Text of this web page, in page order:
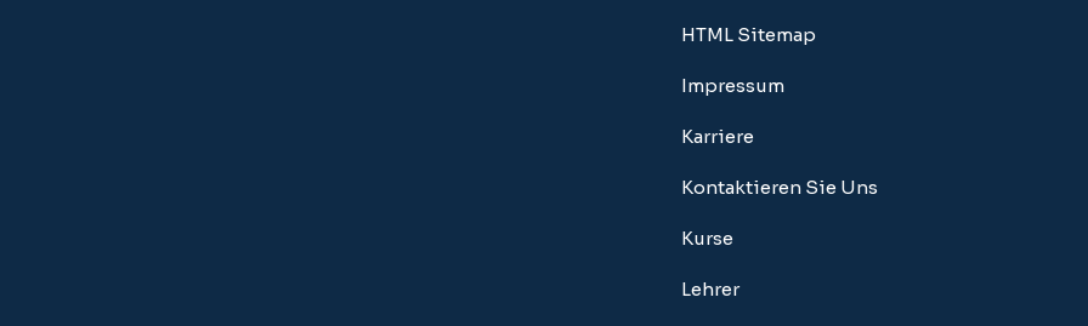
HTML Sitemap
Impressum
Karriere
Kontaktieren Sie Uns
Kurse
Lehrer